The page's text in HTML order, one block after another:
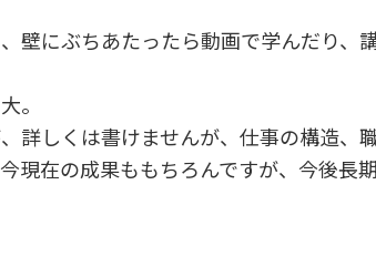
壁にぶちあたったら動画で学んだり、
。
詳しくは書けませんが、仕事の構造、
現在の成果ももちろんですが、今後長